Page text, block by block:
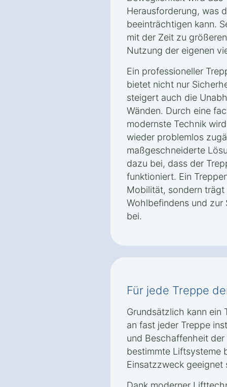
Herausforderung, was
beeinträchtigen kann.
mit der Zeit zu
Nutzung der eigenen
Ein professioneller
bietet nicht nur
steigert auch die
Wänden. Durch eine
modernste Technik
wieder problemlos
maßgeschneiderte
dazu bei, dass der
funktioniert. Ein
Mobilität, sondern
Wohlbefindens und
bei.
Für jede Treppe
Grundsätzlich kann ein
an fast jeder Treppe
und Beschaffenheit
bestimmte Liftsysteme
Einsatzzweck geeignet